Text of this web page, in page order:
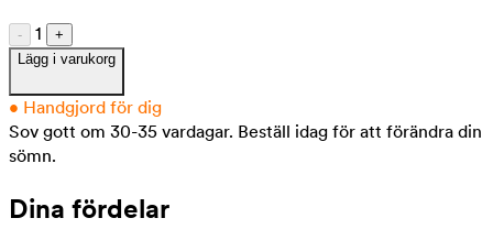
- 1
+
Lägg i varukorg
• Handgjord för dig
Sov gott om 30-35 vardagar. Beställ idag för att förändra din
sömn.
Dina fördelar